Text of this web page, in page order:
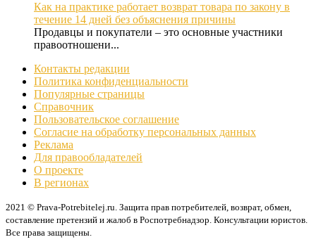
Как на практике работает возврат товара по закону в
течение 14 дней без объяснения причины
Продавцы и покупатели – это основные участники
правоотношени...
Контакты редакции
Политика конфиденциальности
Популярные страницы
Справочник
Пользовательское соглашение
Согласие на обработку персональных данных
Реклама
Для правообладателей
О проекте
В регионах
2021 © Prava-Potrebitelej.ru. Защита прав потребителей, возврат, обмен,
составление претензий и жалоб в Роспотребнадзор. Консультации юристов.
Все права защищены.